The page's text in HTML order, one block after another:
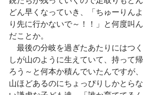
どん早くなっていき、「ちゅーりんよ
り先に行かないで～！！」と何度叫ん
だことか。
最後の分岐を過ぎたあたりにはつく
しが山のように生えていて、持って帰
ろう～と何本か積んでいたんですが、
山ほどあるのにちょっぴりしかとらな